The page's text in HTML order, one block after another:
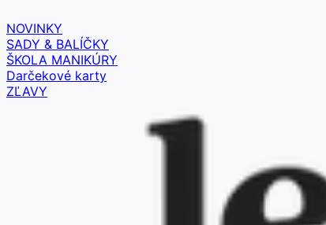
NOVINKY
SADY & BALÍČKY
ŠKOLA MANIKÚRY
Darčekové karty
ZĽAVY